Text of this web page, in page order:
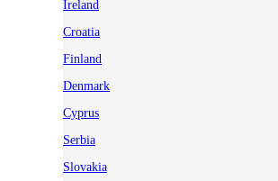
Ireland
Croatia
Finland
Denmark
Cyprus
Serbia
Slovakia